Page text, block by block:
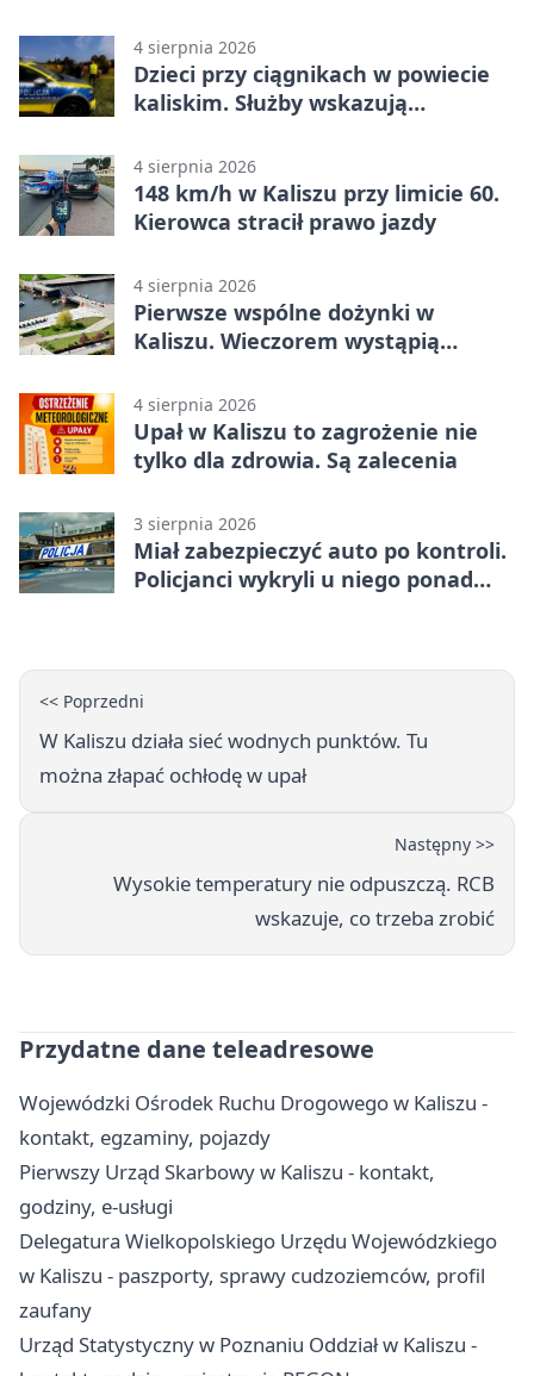
4 sierpnia 2026
Dzieci przy ciągnikach w powiecie
kaliskim. Służby wskazują
4 sierpnia 2026
148 km/h w Kaliszu przy limicie 60.
Kierowca stracił prawo jazdy
4 sierpnia 2026
Pierwsze wspólne dożynki w
Kaliszu. Wieczorem wystąpią
4 sierpnia 2026
Upał w Kaliszu to zagrożenie nie
tylko dla zdrowia. Są zalecenia
3 sierpnia 2026
Miał zabezpieczyć auto po kontroli.
Policjanci wykryli u niego ponad
<< Poprzedni
W Kaliszu działa sieć wodnych punktów. Tu
można złapać ochłodę w upał
Następny >>
Wysokie temperatury nie odpuszczą. RCB
wskazuje, co trzeba zrobić
Przydatne dane teleadresowe
Wojewódzki Ośrodek Ruchu Drogowego w Kaliszu -
kontakt, egzaminy, pojazdy
Pierwszy Urząd Skarbowy w Kaliszu - kontakt,
godziny, e-usługi
Delegatura Wielkopolskiego Urzędu Wojewódzkiego
w Kaliszu - paszporty, sprawy cudzoziemców, profil
zaufany
Urząd Statystyczny w Poznaniu Oddział w Kaliszu -